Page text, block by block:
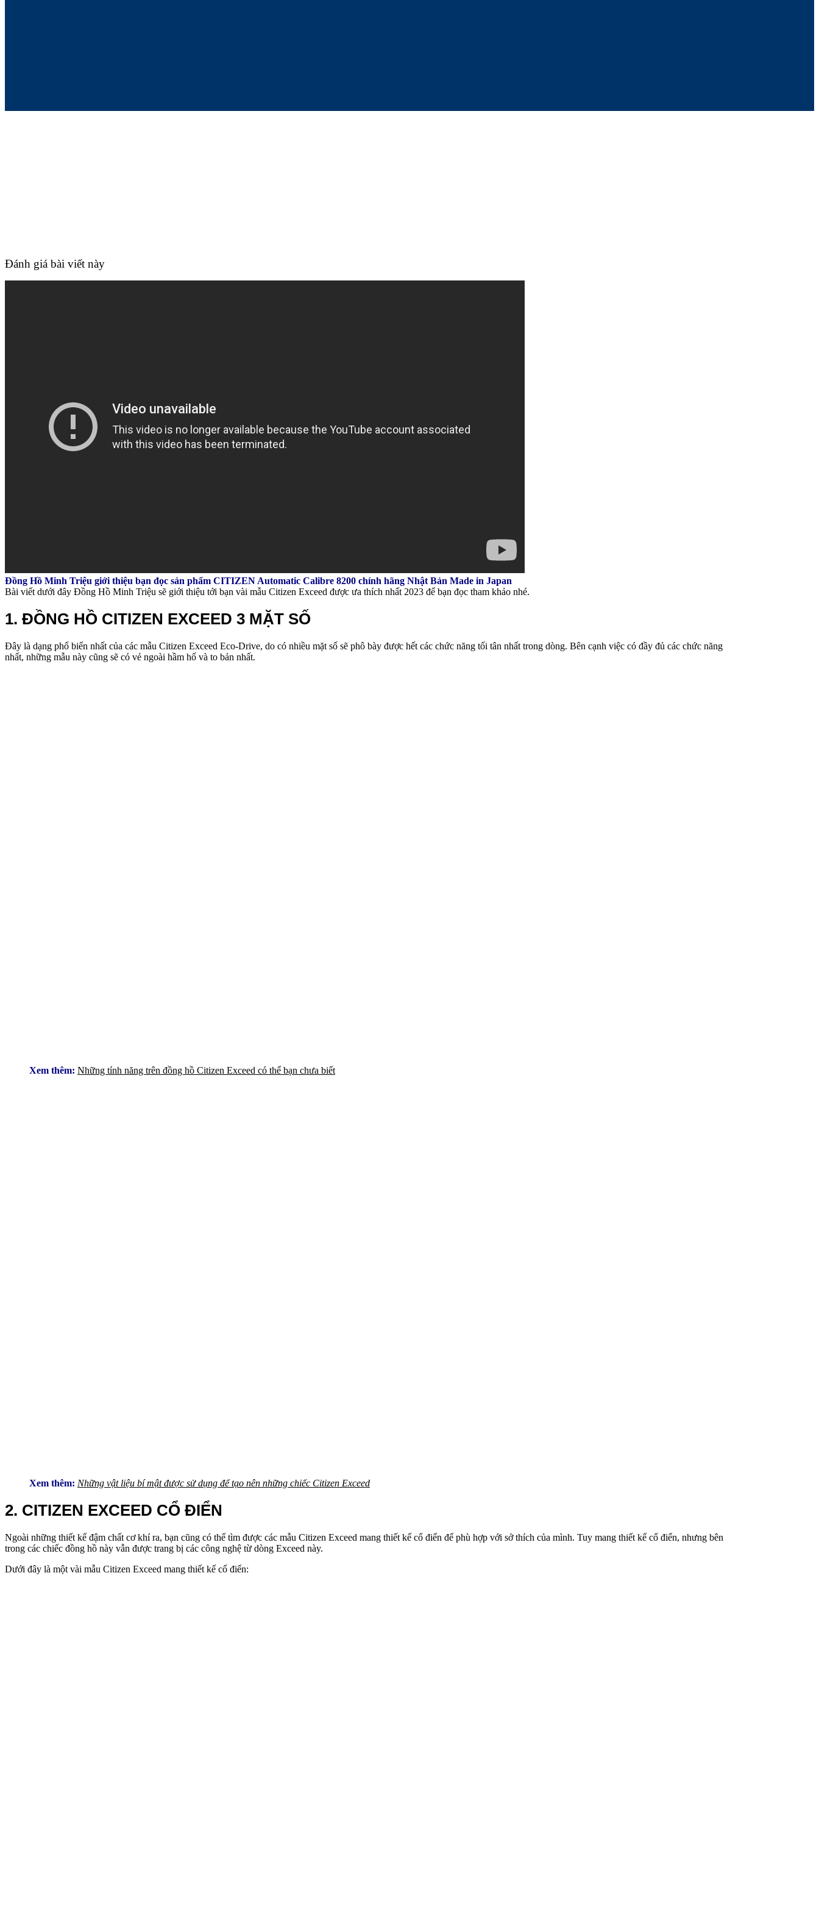
Đánh giá bài viết này
Đồng Hồ Minh Triệu giới thiệu bạn đọc sản phẩm CITIZEN Automatic Calibre 8200 chính hãng Nhật Bản Made in Japan
Bài viết dưới đây Đồng Hồ Minh Triệu sẽ giới thiệu tới bạn vài mẫu Citizen Exceed được ưa thích nhất 2023 để bạn đọc tham khảo nhé.
1. ĐỒNG HỒ CITIZEN EXCEED 3 MẶT SỐ
Đây là dạng phổ biến nhất của các mẫu Citizen Exceed Eco-Drive, do có nhiều mặt số sẽ phô bày được hết các chức năng tối tân nhất trong dòng. Bên cạnh việc có đầy đủ các chức năng
nhất, những mẫu này cũng sẽ có vẻ ngoài hầm hố và to bản nhất.
Xem thêm: Những tính năng trên đồng hồ Citizen Exceed có thể bạn chưa biết
Xem thêm: Những vật liệu bí mật được sử dụng để tạo nên những chiếc Citizen Exceed
2. CITIZEN EXCEED CỔ ĐIỂN
Ngoài những thiết kế đậm chất cơ khí ra, bạn cũng có thể tìm được các mẫu Citizen Exceed mang thiết kế cổ điển để phù hợp với sở thích của mình. Tuy mang thiết kế cổ điển, nhưng bên
trong các chiếc đồng hồ này vẫn được trang bị các công nghệ từ dòng Exceed này.
Dưới đây là một vài mẫu Citizen Exceed mang thiết kế cổ điển: